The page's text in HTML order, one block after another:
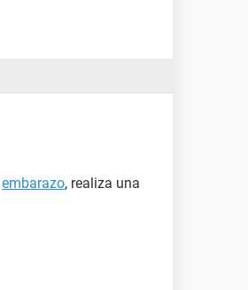
embarazo, realiza una